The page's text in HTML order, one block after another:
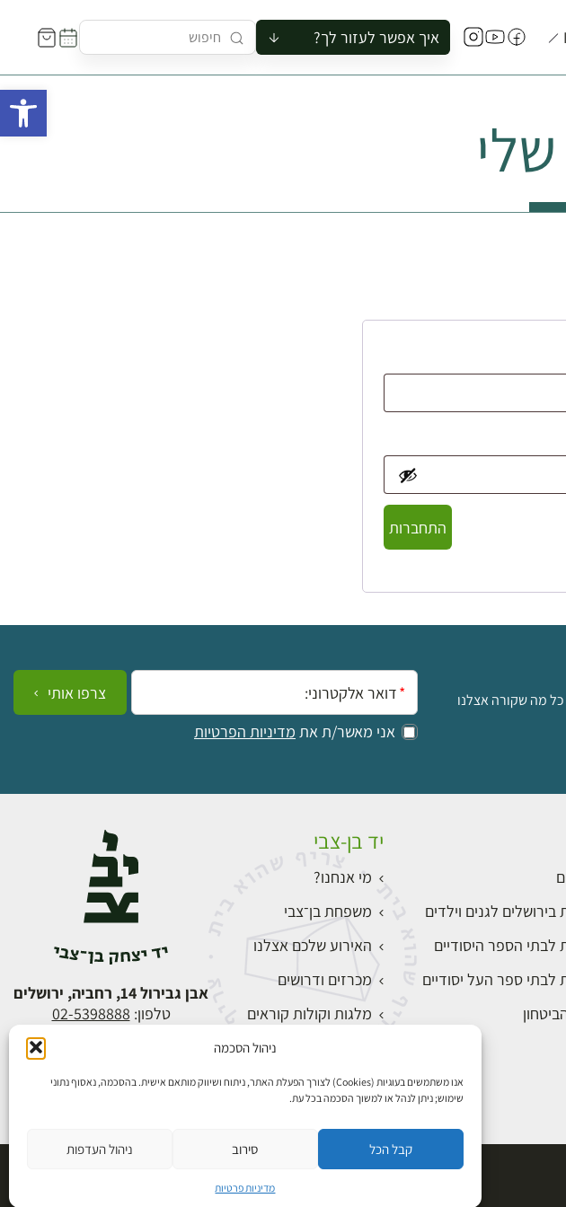
ניהול הסכמה
אנו משתמשים בעוגיות (Cookies) לצורך הפעלת האתר, ניתוח ושיווק מותאם אישית. בהסכמה, נאסוף נתוני
שימוש; ניתן לנהל או למשוך הסכמה בכל עת.
קבל הכל סירוב ניהול העדפות
מדיניות פרטיות
איך אפשר לעזור לך?
להזמין סיור לקבוצה
לתאם ביקור בצריף
התחברות
מה שקורה אצלנו
אימייל:
אני מאשר/ת את מדיניות הפרטיות
צרפו אותי
בירושלים לגנים וילדים
לבתי הספר היסודיים
לבתי ספר העל יסודיים
יד בן-צבי
מי אנחנו?
משפחת בן־צבי
האירוע שלכם אצלנו
מכרזים ודרושים
מלגות וקולות קוראים
התחברות
אבן גבירול 14, רחביה, ירושלים
טלפון: 02-5398888